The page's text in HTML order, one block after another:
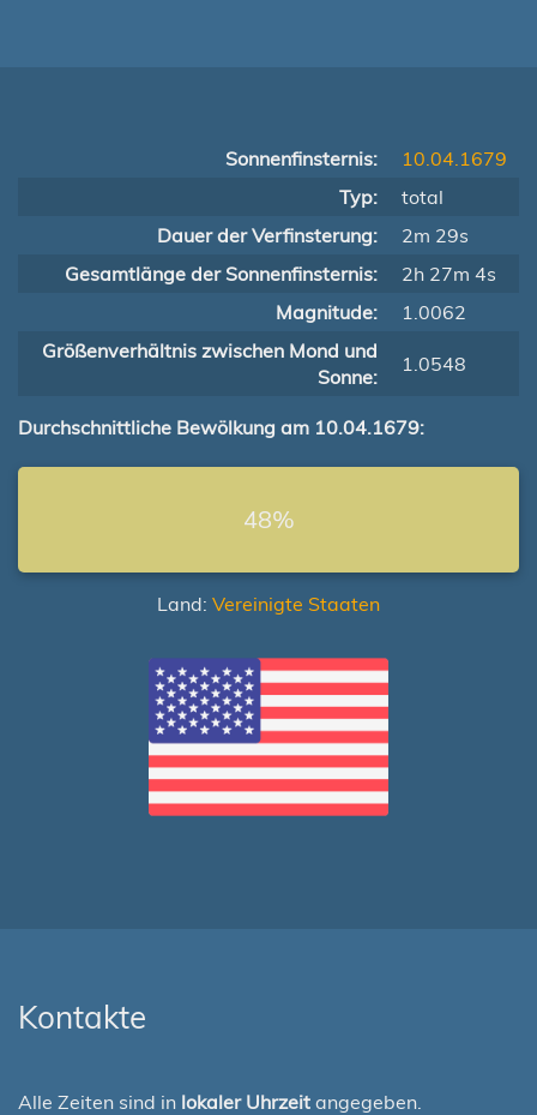
Sonnenfinsternis:
10.04.1679
Typ:
total
Dauer der Verfinsterung:
2m 29s
Gesamtlänge der Sonnenfinsternis:
2h 27m 4s
Magnitude:
1.0062
Größenverhältnis zwischen Mond und
Sonne:
1.0548
Durchschnittliche Bewölkung am 10.04.1679:
48%
Land: Vereinigte Staaten
Kontakte
Alle Zeiten sind in lokaler Uhrzeit angegeben.